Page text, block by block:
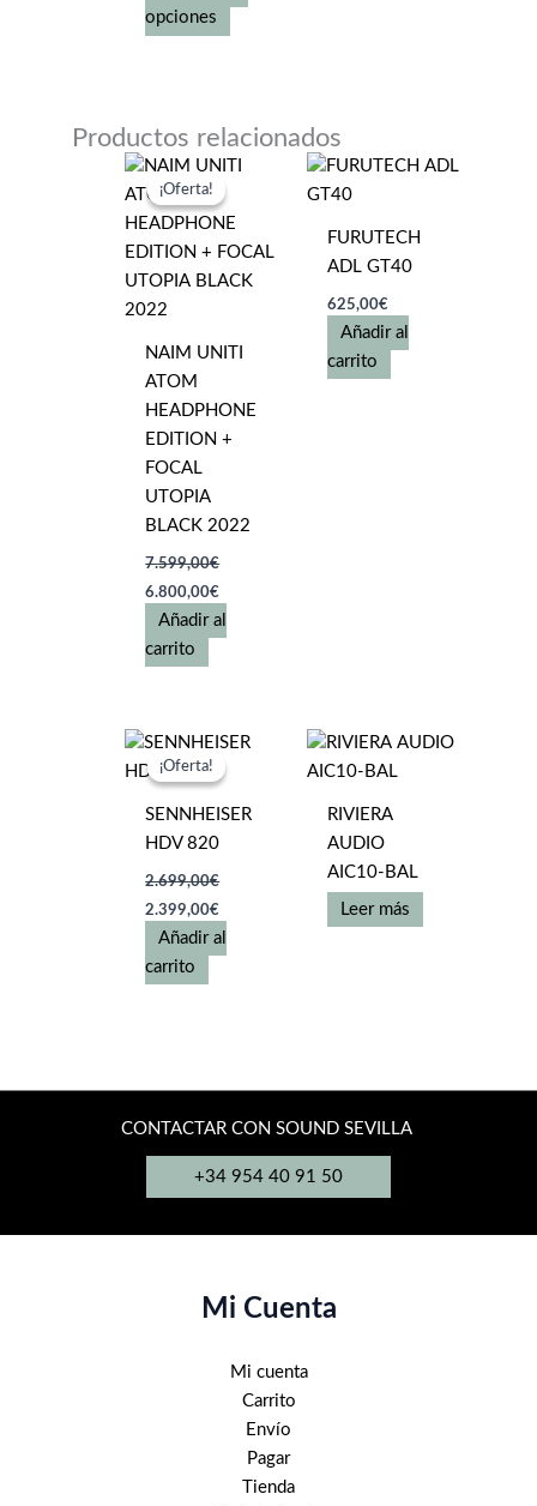
opciones
variantes.
Las
se
pueden
elegir
página
producto
Productos relacionados
¡Oferta!
¡Oferta!
NAIM UNITI
ATOM
HEADPHONE
EDITION +
FOCAL
UTOPIA
BLACK 2022
7.599,00€
El
precio
original
era:
7.599,00€.
6.800,00€
precio
actual
Añadir al
carrito
FURUTECH
ADL GT40
625,00€
Añadir al
carrito
¡Oferta!
¡Oferta!
SENNHEISER
HDV 820
2.699,00€
El
precio
original
era:
2.699,00€.
2.399,00€
precio
actual
Añadir al
carrito
RIVIERA
AUDIO
AIC10-BAL
Leer más
CONTACTAR CON SOUND SEVILLA
+34 954 40 91 50
Mi Cuenta
Mi cuenta
Carrito
Envío
Pagar
Tienda